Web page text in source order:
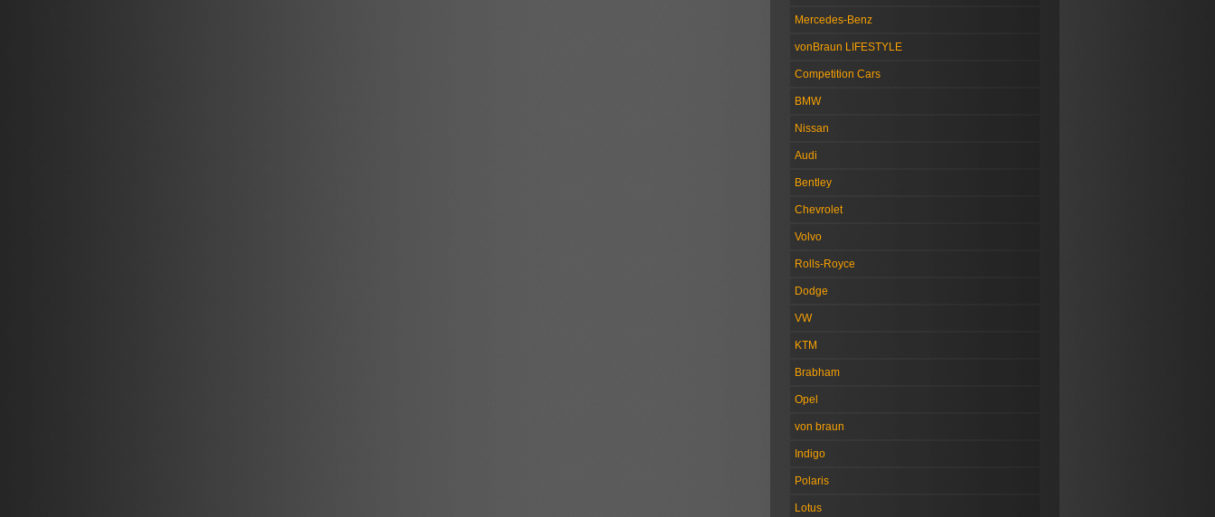
Mercedes-Benz
vonBraun LIFESTYLE
Competition Cars
BMW
Nissan
Audi
Bentley
Chevrolet
Volvo
Rolls-Royce
Dodge
VW
KTM
Brabham
Opel
von braun
Indigo
Polaris
Lotus